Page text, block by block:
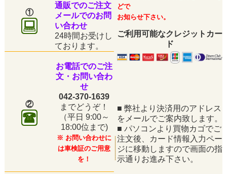
①
通販でのご注文
メールでのお問
い合わせ
24時間お受けし
ております。
どで
お知らせ下さい。
ご利用可能なクレジットカー
ド
②
お電話でのご注
文・お問い合わ
せ
042-370-1639
までどうぞ！
（平日 9:00～
18:00位まで)
※ お問い合わせに
は車検証のご用意
を！
■ 弊社より決済用のアドレス
をメールでご案内致します。
■ パソコンより買物カゴでご
注文後、カード情報入力ペー
ジに移動しますので画面の指
示通りお進み下さい。